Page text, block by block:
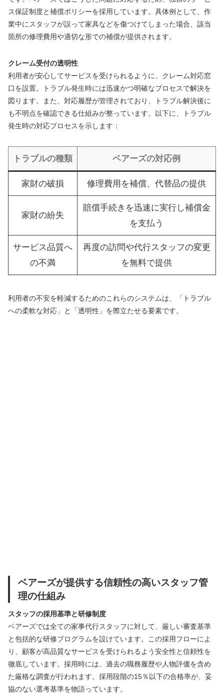
ス保証制度と補償ポリシーを採用しています。具体例として、作
業中にスタッフが誤って家具などを傷つけてしまった場合、該当
箇所の修理費用や適切な形での補償が提供されます。
クレーム受付の透明性
利用者が安心してサービスを受けられるように、クレーム対応窓
口を設置。トラブル発生時には迅速かつ明確なプロセスで解決を
図ります。また、対応履歴が管理されており、トラブル解決後に
も不明点を確認できる仕組みが整っています。以下に、トラブル
発生時の対応プロセスを示します：
トラブルの種類 ベアーズの対応例
家財の破損 修理費用を補償、代替品の提供
家財の紛失
賠償手続きを迅速に実行し補償金
を支払う
サービス品質へ
の不満
再度の訪問や代行スタッフの変更
を無料で提供
利用者の不安を軽減するためのこれらのシステムは、「トラブル
への柔軟な対応」と「透明性」を際立たせる要素です。
ベアーズが提供する信頼性の高いスタッフ管
理の仕組み
スタッフの採用基準と研修制度
ベアーズでは全ての家事代行スタッフに対して、厳しい審査基準
と包括的な研修プログラムを設けています。この採用フローによ
り、顧客が高品質なサービスを受けられるよう安全性と信頼性を
徹底しています。採用時には、過去の職務履歴や人物評価を含め
た厳格な調査が行われます。採用段階の15％以下の合格率が、妥
協のない選考基準を物語っています。